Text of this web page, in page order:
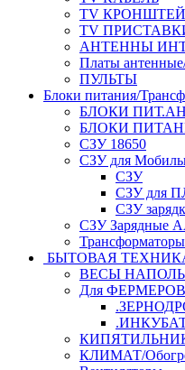
TV
TV
АНТЕННЫ
Платы
ПУЛЬТЫ
Блоки питания/
БЛОКИ
БЛОКИ
СЗУ 18650
СЗУ для
СЗУ
СЗУ для
СЗУ
СЗУ Зарядные
Трансформаторы
БЫТОВАЯ
ВЕСЫ
Для ФЕРМЕРОВ
КЛИМАТ/